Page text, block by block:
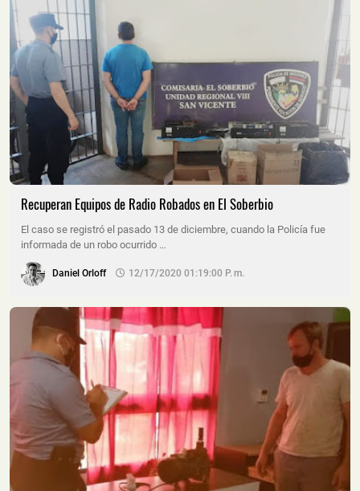
Recuperan Equipos de Radio Robados en El Soberbio
El caso se registró el pasado 13 de diciembre, cuando la Policía fue
informada de un robo ocurrido …
Daniel Orloff 12/17/2020 01:19:00 P. M.